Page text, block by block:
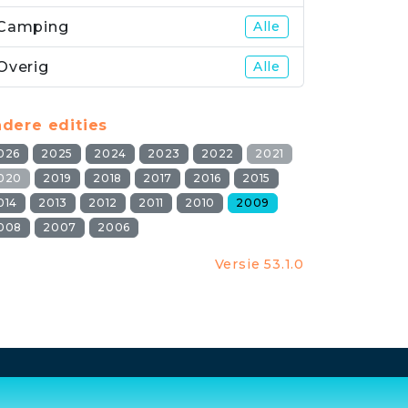
Alle
Alle
edities
2025 2024 2023 2022
2021
2019 2018 2017 2016
2015
2013 2012 2011 2010
2009
2007 2006
Versie 53.1.0